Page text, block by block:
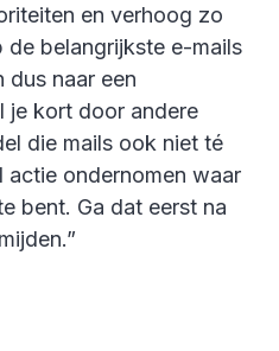
en verhoog zo
belangrijkste e-mails
dus naar een
je kort door andere
die mails ook niet té
actie ondernomen waar
bent. Ga dat eerst na